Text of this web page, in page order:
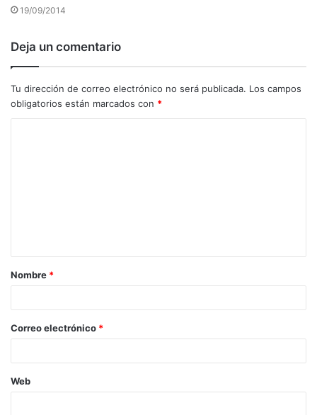
19/09/2014
Deja un comentario
Tu dirección de correo electrónico no será publicada. Los campos
obligatorios están marcados con *
a
r
*
Nombre *
Correo electrónico *
Web